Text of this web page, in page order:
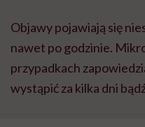
Objawy pojawiają się
nawet po godzinie.
przypadkach zapowiedzi
wystąpićza kilka dni bąd